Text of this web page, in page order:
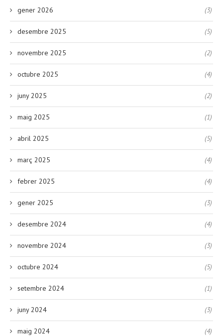
gener 2026 (3)
desembre 2025 (5)
novembre 2025 (2)
octubre 2025 (4)
juny 2025 (2)
maig 2025 (1)
abril 2025 (5)
març 2025 (4)
febrer 2025 (4)
gener 2025 (3)
desembre 2024 (4)
novembre 2024 (3)
octubre 2024 (5)
setembre 2024 (1)
juny 2024 (3)
maig 2024 (4)